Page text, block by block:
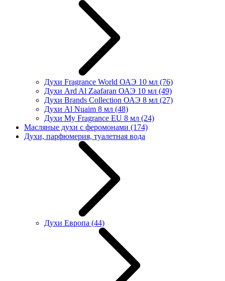
Духи Fragrance World ОАЭ 10 мл (76)
Духи Ard Al Zaafaran ОАЭ 10 мл (49)
Духи Brands Collection ОАЭ 8 мл (27)
Духи Al Nuaim 8 мл (48)
Духи My Fragrance EU 8 мл (24)
Масляные духи с феромонами (174)
Духи, парфюмерия, туалетная вода
Духи Европа (44)